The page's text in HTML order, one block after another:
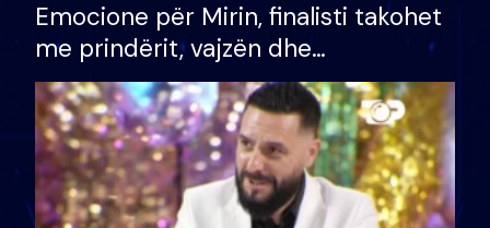
Emocione për Mirin, finalisti takohet
me prindërit, vajzën dhe
bashkëshorten: S’kemi ndonjë letër
divorci apo jo?